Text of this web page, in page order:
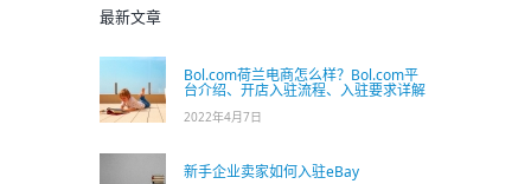
最新文章
Bol.com荷兰电商怎么样？Bol.com平
台介绍、开店入驻流程、入驻要求详解
2022年4月7日
新手企业卖家如何入驻eBay